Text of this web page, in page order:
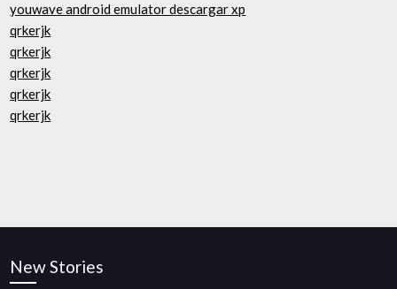
youwave android emulator descargar xp
qrkerjk
qrkerjk
qrkerjk
qrkerjk
qrkerjk
New Stories